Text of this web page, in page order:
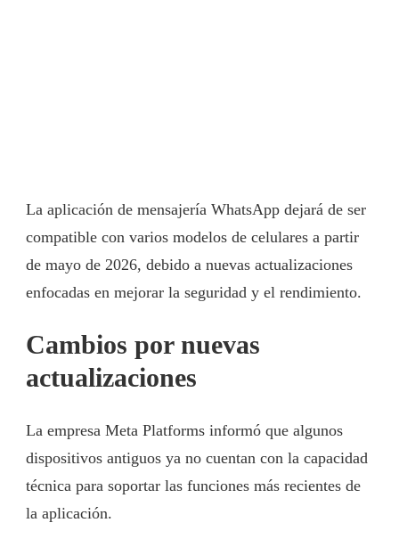
La aplicación de mensajería WhatsApp dejará de ser
compatible con varios modelos de celulares a partir
de mayo de 2026, debido a nuevas actualizaciones
enfocadas en mejorar la seguridad y el rendimiento.
Cambios por nuevas
actualizaciones
La empresa Meta Platforms informó que algunos
dispositivos antiguos ya no cuentan con la capacidad
técnica para soportar las funciones más recientes de
la aplicación.